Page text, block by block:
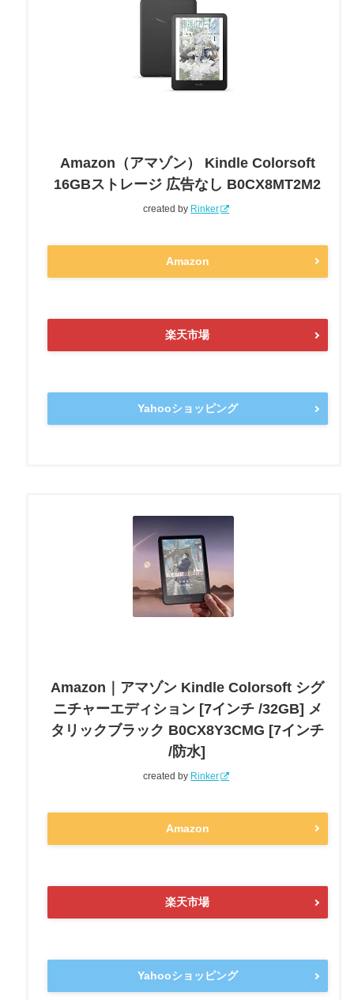
Amazon（アマゾン） Kindle Colorsoft
16GBストレージ 広告なし B0CX8MT2M2
created by Rinker
Amazon
楽天市場
Yahooショッピング
Amazon｜アマゾン Kindle Colorsoft シグ
ニチャーエディション [7インチ /32GB] メ
タリックブラック B0CX8Y3CMG [7インチ
/防水]
created by Rinker
Amazon
楽天市場
Yahooショッピング